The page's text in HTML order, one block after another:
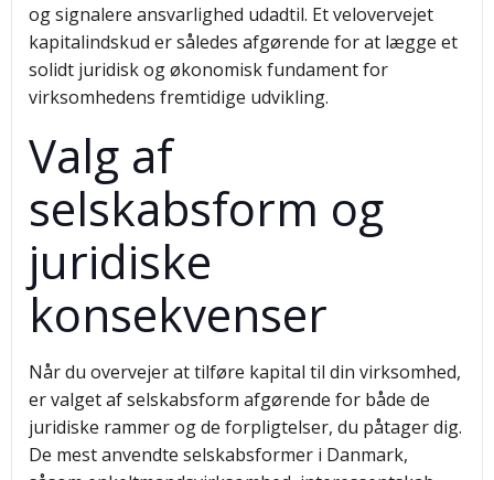
og signalere ansvarlighed udadtil. Et velovervejet
kapitalindskud er således afgørende for at lægge et
solidt juridisk og økonomisk fundament for
virksomhedens fremtidige udvikling.
Valg af
selskabsform og
juridiske
konsekvenser
Når du overvejer at tilføre kapital til din virksomhed,
er valget af selskabsform afgørende for både de
juridiske rammer og de forpligtelser, du påtager dig.
De mest anvendte selskabsformer i Danmark,